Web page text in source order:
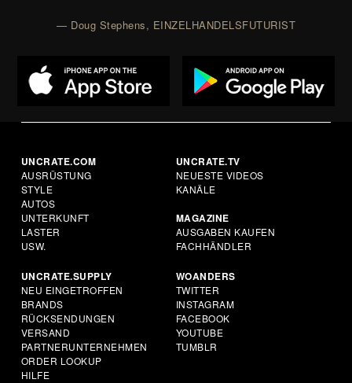
— Doug Stephens, EINZELHANDELSFUTURIST
UNCRATE.COM
AUSRÜSTUNG
STYLE
AUTOS
UNTERKUNFT
LASTER
USW.
UNCRATE.TV
NEUESTE VIDEOS
KANÄLE
MAGAZINE
AUSGABEN KAUFEN
FACHHÄNDLER
UNCRATE.SUPPLY
NEU EINGETROFFEN
BRANDS
RÜCKSENDUNGEN
VERSAND
PARTNERUNTERNEHMEN
ORDER LOOKUP
HILFE
WOANDERS
TWITTER
INSTAGRAM
FACEBOOK
YOUTUBE
TUMBLR